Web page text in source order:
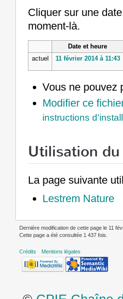
Cliquer sur une
moment-là.
Date et heure
actuel
11 février 2014 à 11:43
Vous ne pouvez
Modifier ce
instructions
Utilisation
La page suivante
Lestrem Nature
Dernière modification de cette page le 11
Cette page a été consultée 1 437 fois.
Crédits Mentions légales